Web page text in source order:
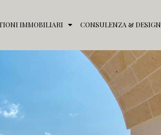
IMMOBILIARI CONSULENZA & DESIGN